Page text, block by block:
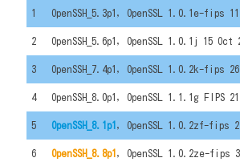
1 OpenSSH_5.3p1, OpenSSL 1.0.1e-fips
2 OpenSSH_5.6p1, OpenSSL 1.0.1j 15 Oct
3 OpenSSH_7.4p1, OpenSSL 1.0.2k-fips
4 OpenSSH_8.0p1, OpenSSL 1.1.1g FIPS
5 OpenSSH_8.1p1 , OpenSSL 1.0.2zf-fips
6 OpenSSH_8.8p1 , OpenSSL 1.0.2ze-fips 3